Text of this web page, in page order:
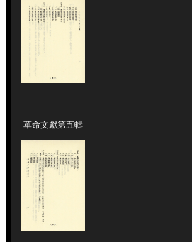
革命文獻第五輯